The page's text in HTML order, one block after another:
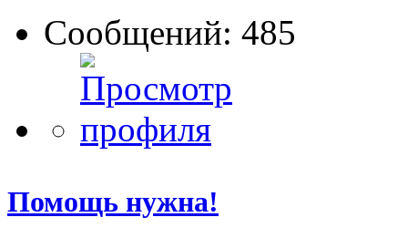
Сообщений: 485
Помощь нужна!